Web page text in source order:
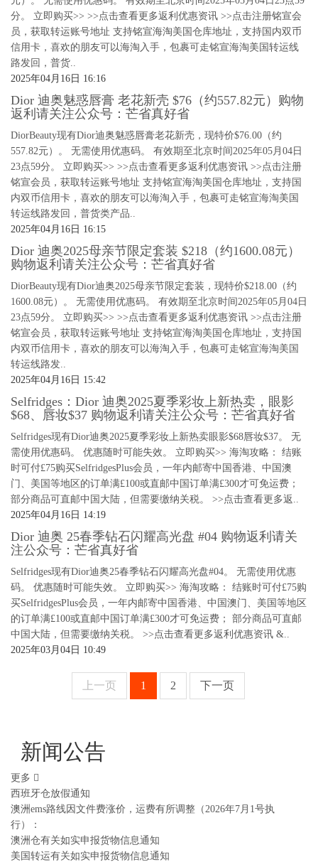
分。 立即购买>> >>点击查看更多返利优惠资讯 >>点击注册铭宣会
员，获取转运账号地址 支持铭宣海淘美国仓库地址，支持国内双币
信用卡，喜欢的朋友可以海淘入手，包裹可走铭宣海淘美国转运线
路发回，普货..
2025年04月16日 16:16
Dior 迪奥魅惑唇膏 老花新壳 $76（约557.82元）购物
返利请关注公众号：芒省真好省
DiorBeauty现有Dior迪奥魅惑唇膏老花新壳，现特价$76.00（约
557.82元）。 无需使用优惠码。 有效期至北京时间2025年05月04日
23点59分。 立即购买>> >>点击查看更多返利优惠资讯 >>点击注册
铭宣会员，获取转运账号地址 支持铭宣海淘美国仓库地址，支持国
内双币信用卡，喜欢的朋友可以海淘入手，包裹可走铭宣海淘美国
转运线路发回，普货类产品..
2025年04月16日 16:15
Dior 迪奥2025母亲节限定套装 $218（约1600.08元）
购物返利请关注公众号：芒省真好省
DiorBeauty现有Dior迪奥2025母亲节限定套装，现特价$218.00（约
1600.08元）。 无需使用优惠码。 有效期至北京时间2025年05月04日
23点59分。 立即购买>> >>点击查看更多返利优惠资讯 >>点击注册
铭宣会员，获取转运账号地址 支持铭宣海淘美国仓库地址，支持国
内双币信用卡，喜欢的朋友可以海淘入手，包裹可走铭宣海淘美国
转运线路发..
2025年04月16日 15:42
Selfridges：Dior 迪奥2025夏季彩妆上新热卖，眼影
$68、唇妆$37 购物返利请关注公众号：芒省真好省
Selfridges现有Dior迪奥2025夏季彩妆上新热卖眼影$68唇妆$37。 无
需使用优惠码。 优惠随时可能失效。 立即购买>> 海淘攻略： 结账
时可付£75购买SelfridgesPlus会员，一年内邮寄中国香港、中国澳
门、美国等地区的订单满£100或直邮中国订单满£300才可免运费；
部分商品可直邮中国大陆，但需要缴纳关税。 >>点击查看更多返..
2025年04月16日 14:19
Dior 迪奥 25春季钻石闪耀高光盘 #04 购物返利请关
注公众号：芒省真好省
Selfridges现有Dior迪奥25春季钻石闪耀高光盘#04。 无需使用优惠
码。 优惠随时可能失效。 立即购买>> 海淘攻略： 结账时可付£75购
买SelfridgesPlus会员，一年内邮寄中国香港、中国澳门、美国等地区
的订单满£100或直邮中国订单满£300才可免运费； 部分商品可直邮
中国大陆，但需要缴纳关税。 >>点击查看更多返利优惠资讯 &..
2025年03月04日 10:49
上一页 1 2 下一页
新闻公告
更多
西班牙仓放假通知
澳洲ems路线因文件费涨价，运费有所调整（2026年7月1号执
行）：
澳洲仓有关如实申报货物信息通知
美国转运有关如实申报货物信息通知